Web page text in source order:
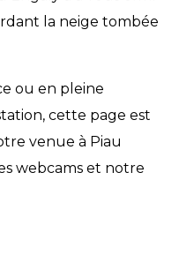
la neige tombée
ou en pleine
cette page est
venue à Piau
webcams et notre